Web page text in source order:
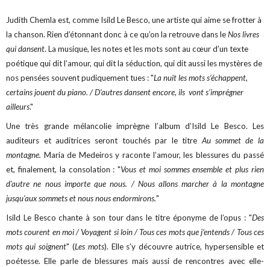
Judith Chemla est, comme Isild Le Besco, une artiste qui aime se frotter à
la chanson. Rien d’étonnant donc à ce qu’on la retrouve dans leNos livres
qui dansent. La musique, les notes et les mots sont au cœur d’un texte
poétique qui dit l’amour, qui dit la séduction, qui dit aussi les mystères de
nos pensées souvent pudiquement tues : "La nuit les mots s’échappent,
certains jouent du piano. / D’autres dansent encore, ils vont s’imprégner
ailleurs."
Une très grande mélancolie imprègne l’album d’Isild Le Besco. Les
auditeurs et auditrices seront touchés par le titre Au sommet de la
montagne. Maria de Medeiros y raconte l’amour, les blessures du passé
et, finalement, la consolation : "Vous et moi sommes ensemble et plus rien
d'autre ne nous importe que nous. / Nous allons marcher à la montagne
jusqu'aux sommets et nous nous endormirons."
Isild Le Besco chante à son tour dans le titre éponyme de l’opus : "Des
mots courent en moi / Voyagent si loin / Tous ces mots que j’entends / Tous ces
mots qui soignent" (Les mots). Elle s’y découvre autrice, hypersensible et
poétesse. Elle parle de blessures mais aussi de rencontres avec elle-